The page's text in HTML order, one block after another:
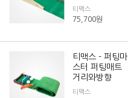
티맥스
75,700원
티맥스 - 퍼팅마
스터 퍼팅매트
거리와방향
티맥스